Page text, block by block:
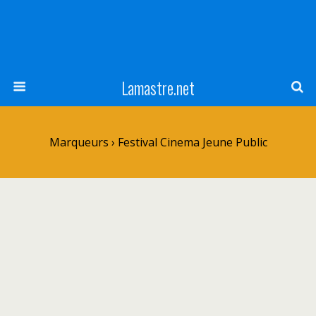
Lamastre.net
Marqueurs › Festival Cinema Jeune Public